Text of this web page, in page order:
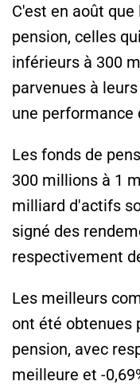
C'est en août
pension, celles
inférieurs à 300
parvenues à
une performance
Les fonds de
300 millions à 1
milliard d'actifs
signé des
respectivement
Les meilleurs
ont été obtenues
pension, avec
meilleure et -